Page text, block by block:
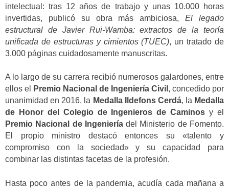
intelectual: tras 12 años de trabajo y unas 10.000 horas
invertidas, publicó su obra más ambiciosa,El legado
estructural de Javier Rui-Wamba: extractos de la teoría
unificada de estructuras y cimientos (TUEC), un tratado de
3.000 páginas cuidadosamente manuscritas.
A lo largo de su carrera recibió numerosos galardones, entre
ellos el
Premio Nacional de Ingeniería Civil , concedido por
unanimidad en 2016, la Medalla Ildefons Cerdá, la Medalla
de Honor del Colegio de Ingenieros de Caminos y el
Premio Nacional de Ingenieríadel Ministerio de Fomento.
El propio ministro destacó entonces su «talento y
compromiso con la sociedad» y su capacidad para
combinar las distintas facetas de la profesión.
Hasta poco antes de la pandemia, acudía cada mañana a